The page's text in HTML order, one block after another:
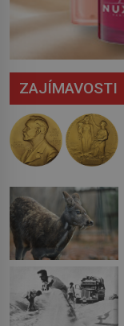
ZAJÍMAVOSTI